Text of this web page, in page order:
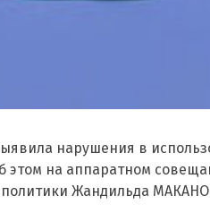
нарушения в
этом на аппаратном
Жандильда